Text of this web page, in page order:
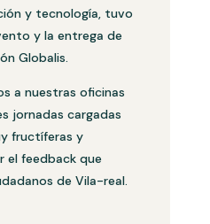
y tecnología, tuvo
y la entrega de
Globalis.
a nuestras oficinas
jornadas cargadas
fructíferas y
el feedback que
de Vila-real.